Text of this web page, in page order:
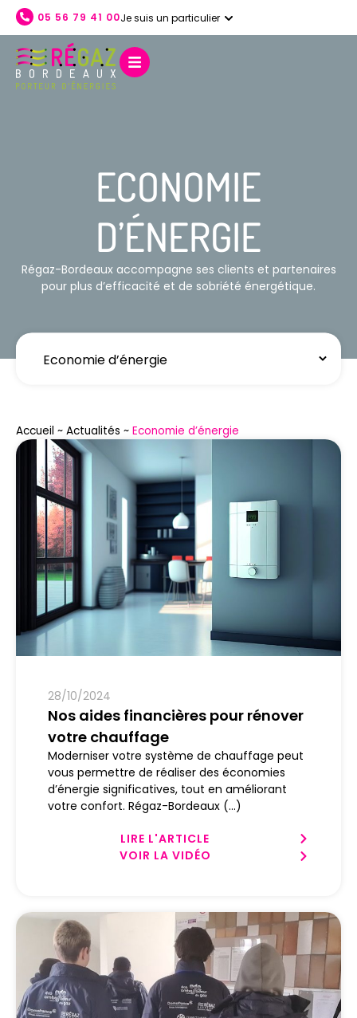
05 56 79 41 00Je suis un particulier
NOS SERVICES
L'ENTREPRISE
NOS ÉNERGIES
AIDE ET CONTACT
ECONOMIE
D’ÉNERGIE
Régaz-Bordeaux accompagne ses clients et partenaires
pour plus d’efficacité et de sobriété énergétique.
Accueil ~ Actualités ~ Economie d’énergie
28/10/2024
Nos aides financières pour rénover
votre chauffage
Moderniser votre système de chauffage peut
vous permettre de réaliser des économies
d’énergie significatives, tout en améliorant
votre confort. Régaz-Bordeaux (...)
LIRE L'ARTICLE
VOIR LA VIDÉO